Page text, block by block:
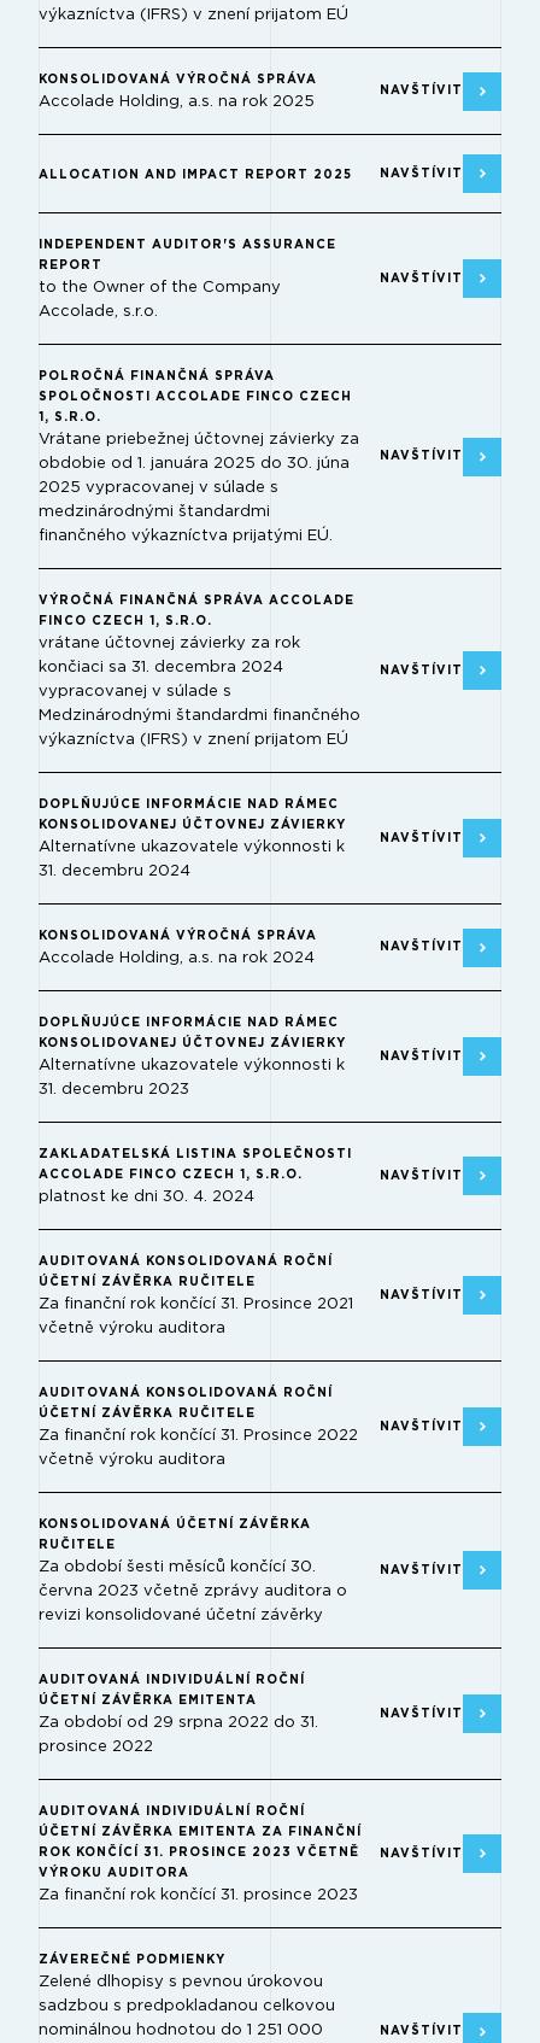
výkazníctva (IFRS) v znení prijatom EÚ
KONSOLIDOVANÁ VÝROČNÁ SPRÁVA
Accolade Holding, a.s. na rok 2025
NAVŠTÍVIT
ALLOCATION AND IMPACT REPORT 2025 NAVŠTÍVIT
INDEPENDENT AUDITOR'S ASSURANCE
REPORT
to the Owner of the Company
Accolade, s.r.o.
NAVŠTÍVIT
POLROČNÁ FINANČNÁ SPRÁVA
SPOLOČNOSTI ACCOLADE FINCO CZECH
1, S.R.O.
Vrátane priebežnej účtovnej závierky za
obdobie od 1. januára 2025 do 30. júna
2025 vypracovanej v súlade s
medzinárodnými štandardmi
finančného výkazníctva prijatými EÚ.
NAVŠTÍVIT
VÝROČNÁ FINANČNÁ SPRÁVA ACCOLADE
FINCO CZECH 1, S.R.O.
vrátane účtovnej závierky za rok
končiaci sa 31. decembra 2024
vypracovanej v súlade s
Medzinárodnými štandardmi finančného
výkazníctva (IFRS) v znení prijatom EÚ
NAVŠTÍVIT
DOPLŇUJÚCE INFORMÁCIE NAD RÁMEC
KONSOLIDOVANEJ ÚČTOVNEJ ZÁVIERKY
Alternatívne ukazovatele výkonnosti k
31. decembru 2024
NAVŠTÍVIT
KONSOLIDOVANÁ VÝROČNÁ SPRÁVA
Accolade Holding, a.s. na rok 2024
NAVŠTÍVIT
DOPLŇUJÚCE INFORMÁCIE NAD RÁMEC
KONSOLIDOVANEJ ÚČTOVNEJ ZÁVIERKY
Alternatívne ukazovatele výkonnosti k
31. decembru 2023
NAVŠTÍVIT
ZAKLADATELSKÁ LISTINA SPOLEČNOSTI
ACCOLADE FINCO CZECH 1, S.R.O.
platnost ke dni 30. 4. 2024
NAVŠTÍVIT
AUDITOVANÁ KONSOLIDOVANÁ ROČNÍ
ÚČETNÍ ZÁVĚRKA RUČITELE
Za finanční rok končící 31. Prosince 2021
včetně výroku auditora
NAVŠTÍVIT
AUDITOVANÁ KONSOLIDOVANÁ ROČNÍ
ÚČETNÍ ZÁVĚRKA RUČITELE
Za finanční rok končící 31. Prosince 2022
včetně výroku auditora
NAVŠTÍVIT
KONSOLIDOVANÁ ÚČETNÍ ZÁVĚRKA
RUČITELE
Za období šesti měsíců končící 30.
června 2023 včetně zprávy auditora o
revizi konsolidované účetní závěrky
NAVŠTÍVIT
AUDITOVANÁ INDIVIDUÁLNÍ ROČNÍ
ÚČETNÍ ZÁVĚRKA EMITENTA
Za období od 29 srpna 2022 do 31.
prosince 2022
NAVŠTÍVIT
AUDITOVANÁ INDIVIDUÁLNÍ ROČNÍ
ÚČETNÍ ZÁVĚRKA EMITENTA ZA FINANČNÍ
ROK KONČÍCÍ 31. PROSINCE 2023 VČETNĚ
VÝROKU AUDITORA
Za finanční rok končící 31. prosince 2023
NAVŠTÍVIT
ZÁVEREČNÉ PODMIENKY
Zelené dlhopisy s pevnou úrokovou
sadzbou s predpokladanou celkovou
nominálnou hodnotou do 1 251 000
NAVŠTÍVIT